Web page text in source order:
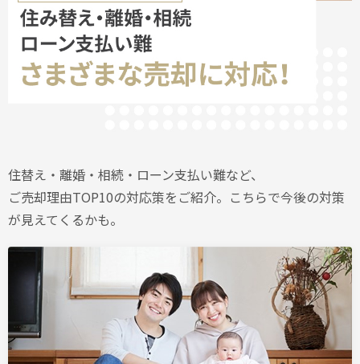
住替え・離婚・相続・ローン支払い難など、
ご売却理由TOP10の対応策をご紹介。こちらで今後の対策
が見えてくるかも。